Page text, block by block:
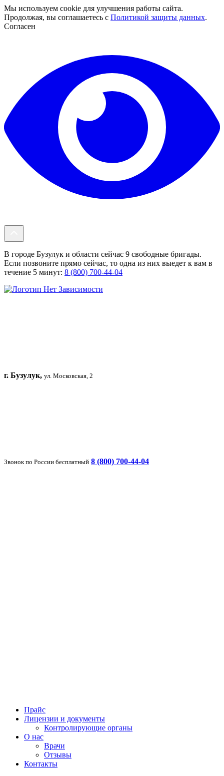
Мы используем cookie для улучшения работы сайта.
Продолжая, вы соглашаетесь с Политикой защиты данных.
Согласен
В городе Бузулук и области сейчас 9 свободные бригады.
Если позвоните прямо сейчас, то одна из них выедет к вам в
течение 5 минут: 8 (800) 700-44-04
г. Бузулук, ул. Московская, 2
Звонок по России бесплатный 8 (800) 700-44-04
Прайс
Лицензии и документы
Контролирующие органы
О нас
Врачи
Отзывы
Контакты